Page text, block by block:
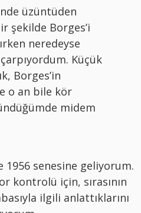
üzüntüden
şekilde Borges’i
neredeyse
Küçük
Borges’in
o an bile kör
midem
1956 senesine geliyorum.
kontrolü için, sırasının
ilgili anlattıklarını